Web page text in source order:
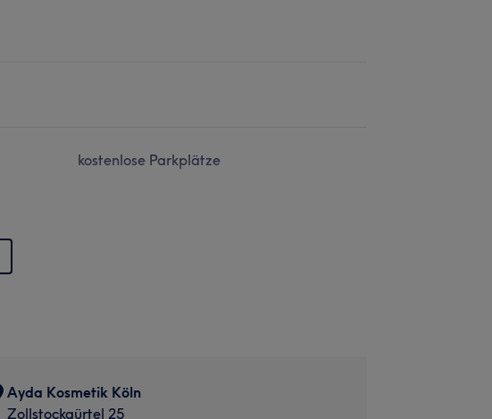
kostenlose Parkplätze
Ayda Kosmetik Köln
Zollstockgürtel 25